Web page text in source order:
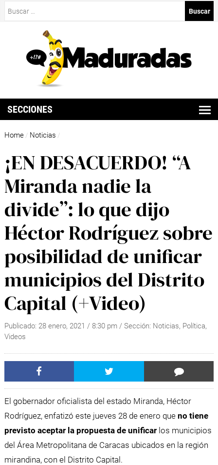
SECCIONES
Home / Noticias /
¡EN DESACUERDO! “A
Miranda nadie la
divide”: lo que dijo
Héctor Rodríguez sobre
posibilidad de unificar
municipios del Distrito
Capital (+Video)
Publicado: 28 enero, 2021 / 8:30 pm / Sección: Noticias, Política,
Videos
El gobernador oficialista del estado Miranda, Héctor
Rodríguez, enfatizó este jueves 28 de enero que no tiene
previsto aceptar la propuesta de unificarlos municipios
del Área Metropolitana de Caracas ubicados en la región
mirandina, con el Distrito Capital.